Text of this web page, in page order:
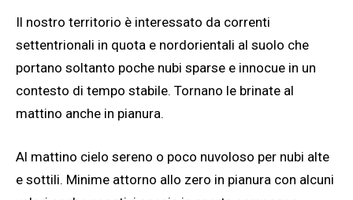
Il nostro territorio è interessato da correnti
settentrionali in quota e nordorientali al suolo che
portano soltanto poche nubi sparse e innocue in un
contesto di tempo stabile. Tornano le brinate al
mattino anche in pianura.
Al mattino cielo sereno o poco nuvoloso per nubi alte
e sottili. Minime attorno allo zero in pianura con alcuni